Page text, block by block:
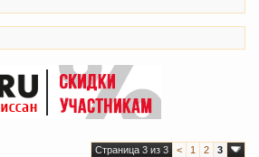
Страница 3 из 3 < 1 2
3